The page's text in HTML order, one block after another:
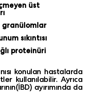
üst
sıkıntısı
proteinüri
konulan hastalarda
kullanılabilir. Ayrıca
ayırımında da